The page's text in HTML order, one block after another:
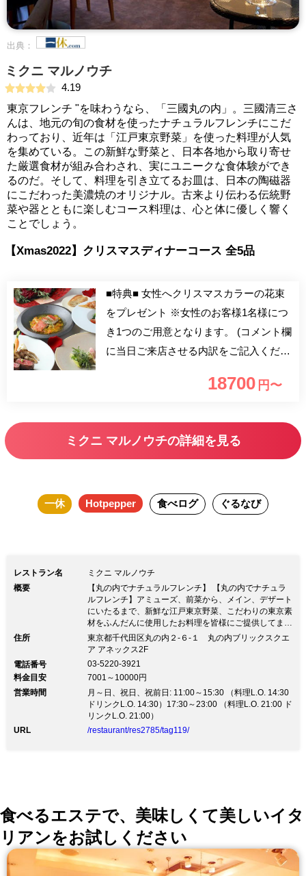
出典：
ミクニ マルノウチ
4.19
東京フレンチ "を味わうなら、「三國丸の内」。三國清三さ
んは、地元の旬の食材を使ったナチュラルフレンチにこだ
わっており、近年は「江戸東京野菜」を使った料理が人気
を集めている。この新鮮な野菜と、日本各地から取り寄せ
た厳選食材が組み合わされ、実にユニークな食体験ができ
るのだ。そして、料理を引き立てるお皿は、日本の陶磁器
にこだわった美濃焼のオリジナル。古来より伝わる伝統野
菜や器とともに楽しむコース料理は、心と体に優しく響く
ことでしょう。
【Xmas2022】クリスマスディナーコース 全5品
■特典■ 女性へクリスマスカラーの花束
をプレゼント ※女性のお客様1名様につ
き1つのご用意となります。 (コメント欄
に当日ご来店させる内訳をご記入くださ
と、または家族や仲の良いお友達同士
江戸東京野菜が融合した、ミクニフレン
チクリスマスディナーに、HANAHIRO
ネーションを眺めながら、優雅な夜をお
18700 円〜
ミクニ マルノウチの詳細を見る
一休 Hotpepper 食べログ ぐるなび
レストラン名
ミクニ マルノウチ
概要
【丸の内でナチュラルフレンチ】 【丸の内でナチュラ
ルフレンチ】アミューズ、前菜から、メイン、デザート
にいたるまで、新鮮な江戸東京野菜、こだわりの東京素
材をふんだんに使用したお料理を皆様にご提供してまい
ります。企業様の御接待、お祝い、ご家族様の会食な
ど、幅広く対応いたしますので、ぜひご相談下さいま
住所
東京都千代田区丸の内２-６-１ 丸の内ブリックスクエ
ア アネックス2F
電話番号
03-5220-3921
料金目安
7001～10000円
営業時間
月～日、祝日、祝前日: 11:00～15:30 （料理L.O. 14:30
ドリンクL.O. 14:30）17:30～23:00 （料理L.O. 21:00 ド
リンクL.O. 21:00）
URL
/restaurant/res2785/tag119/
食べるエステで、美味しくて美しいイタ
リアンをお試しください